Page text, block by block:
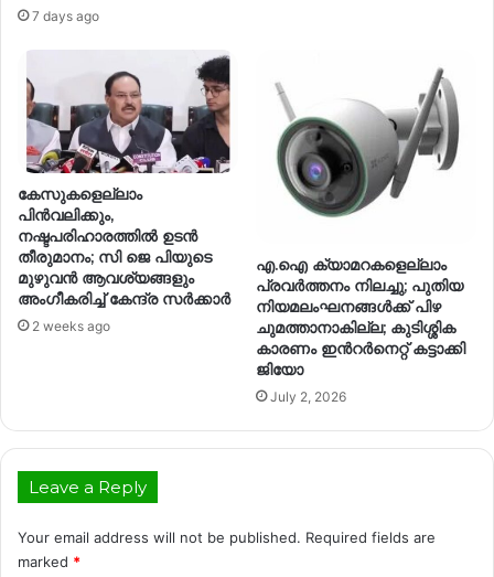
7 days ago
കേസുകളെല്ലാം
പിന്‍വലിക്കും,
നഷ്ടപരിഹാരത്തില്‍ ഉടന്‍
തീരുമാനം; സി ജെ പിയുടെ
മുഴുവന്‍ ആവശ്യങ്ങളും
അംഗീകരിച്ച് കേന്ദ്ര സര്‍ക്കാര്‍
2 weeks ago
എ.ഐ ക്യാമറകളെല്ലാം
പ്രവർത്തനം നിലച്ചു; പുതിയ
നിയമലംഘനങ്ങൾക്ക് പിഴ
ചുമത്താനാകില്ല; കുടിശ്ശിക
കാരണം ഇന്‍റർനെറ്റ് കട്ടാക്കി
ജിയോ
July 2, 2026
Leave a Reply
Your email address will not be published. Required fields are
marked *